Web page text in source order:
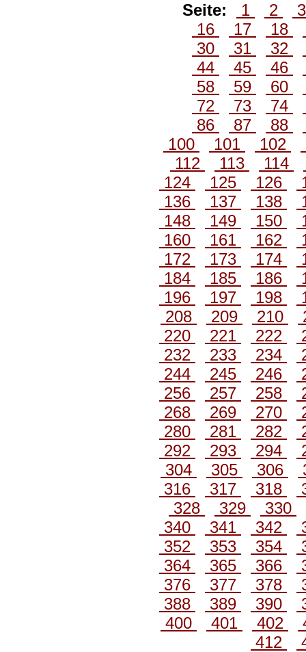
Seite: 1 2
16
17 18
30
31 32
44
45 46
58
59 60
72
73 74
86
87 88
100
101 102
112
113 114
124
125 126
136
137 138
148
149 150
160
161 162
172
173 174
184
185 186
196
197 198
208
209 210
220
221 222
232
233 234
244
245 246
256
257 258
268
269 270
280
281 282
292
293 294
304
305 306
316
317 318
328
329
330
340
341 342
352
353 354
364
365 366
376
377 378
388
389 390
400
401 402
412